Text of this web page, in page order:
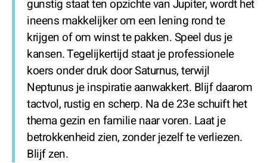
gunstig staat ten opzichte van Jupiter, wordt het
ineens makkelijker om een lening rond te
krijgen of om winst te pakken. Speel dus je
kansen. Tegelijkertijd staat je professionele
koers onder druk door Saturnus, terwijl
Neptunus je inspiratie aanwakkert. Blijf daarom
tactvol, rustig en scherp. Na de 23e schuift het
thema gezin en familie naar voren. Laat je
betrokkenheid zien, zonder jezelf te verliezen.
Blijf zen.